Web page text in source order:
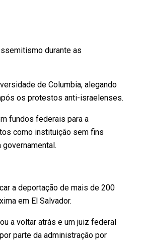
durante as
de Columbia, alegando
os protestos anti-israelenses.
fundos federais para a
como instituição sem fins
a deportação de mais de 200
em El Salvador.
a voltar atrás e um juiz federal
parte da administração por